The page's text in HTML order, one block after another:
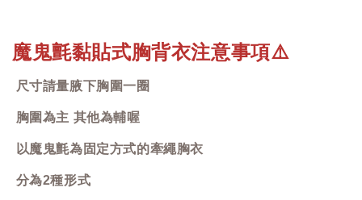
魔鬼氈黏貼式胸背衣注意事項⚠️
尺寸請量腋下胸圍一圈
胸圍為主 其他為輔喔
以魔鬼氈為固定方式的牽繩胸衣
分為2種形式